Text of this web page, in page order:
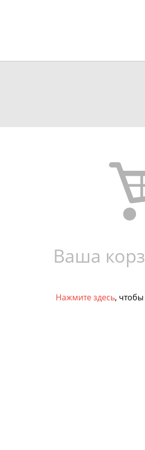
Ваша
Нажмите здесь,